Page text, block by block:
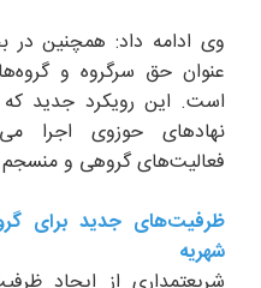
وی ادامه داد: همچنین
عنوان حق سرگروه و
است. این رویکرد جدید
نهادهای حوزوی اجرا
فعالیت‌های گروهی و
ظرفیت‌های جدید برای
شهریه